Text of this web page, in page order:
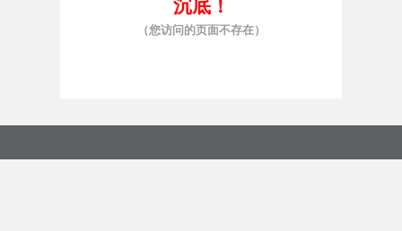
沉底！
（您访问的页面不存在）